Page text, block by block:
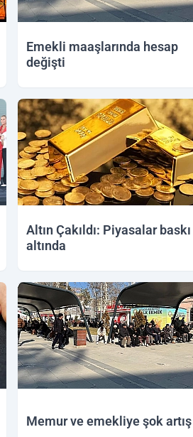
Emekli maaşlarında hesap
değişti
Altın Çakıldı: Piyasalar baskı
altında
Memur ve emekliye şok artış